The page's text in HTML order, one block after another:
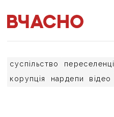
суспільство переселенці
корупція
нардепи відео